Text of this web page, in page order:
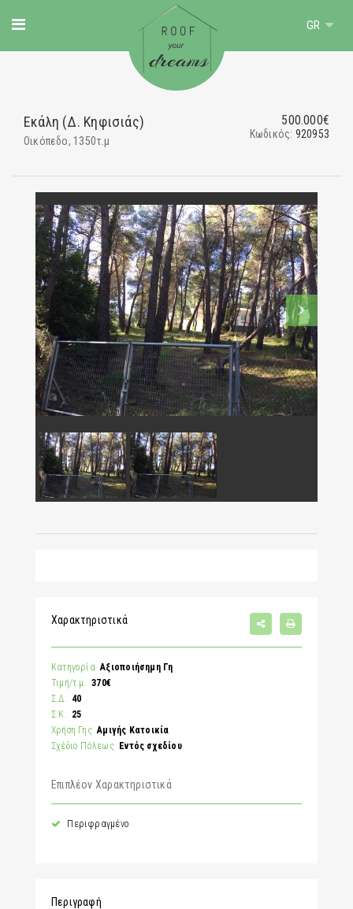
GR
Εκάλη (Δ. Κηφισιάς)
Οικόπεδο, 1350τ.μ
500.000€
Κωδικός: 920953
Χαρακτηριστικά
Κατηγορία Αξιοποιήσημη Γη
Τιμή/τ.μ. 370€
Σ.Δ. 40
Σ.Κ. 25
Χρήση Γης Αμιγής Κατοικία
Σχέδιο Πόλεως Εντός σχεδίου
Επιπλέον Χαρακτηριστικά
Περιφραγμένο
Περιγραφή